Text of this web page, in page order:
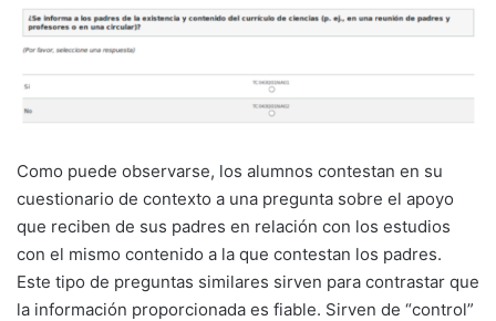
Como puede observarse, los alumnos contestan en su
cuestionario de contexto a una pregunta sobre el apoyo
que reciben de sus padres en relación con los estudios
con el mismo contenido a la que contestan los padres.
Este tipo de preguntas similares sirven para contrastar que
la información proporcionada es fiable. Sirven de “control”